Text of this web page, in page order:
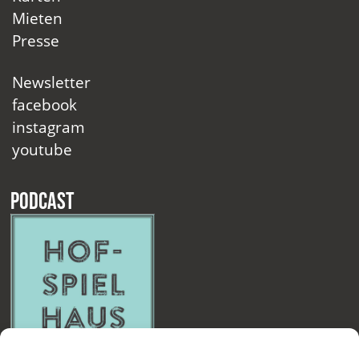
Mieten
Presse
Newsletter
facebook
instagram
youtube
Podcast